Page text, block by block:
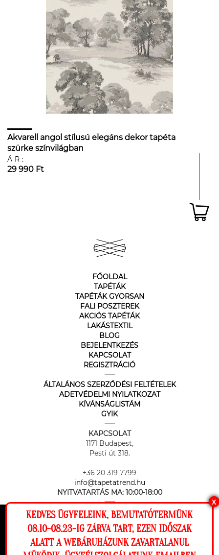
Ez a weboldal cookie-kat használ, hogy a
lehető legjobb élményt nyújtsa honlapunkon.
Beállítások
Akvarell angol stílusú elegáns dekor tapéta
szürke színvilágban
ÁR:
29 990 Ft
FŐOLDAL
TAPÉTÁK
TAPÉTÁK GYORSAN
FALI POSZTEREK
AKCIÓS TAPÉTÁK
LAKÁSTEXTIL
BLOG
BEJELENTKEZÉS
KAPCSOLAT
REGISZTRÁCIÓ
ÁLTALÁNOS SZERZŐDÉSI FELTÉTELEK
ADETVÉDELMI NYILATKOZAT
KÍVÁNSÁGLISTÁM
GYIK
KAPCSOLAT
1171 Budapest,
Pesti út 318.
+36 20 319 7799
info@tapetatrend.hu
NYITVATARTÁS MA: 10:00-18:00
X
KEDVES ÜGYFELEINK, BEMUTATÓTERMÜNK
08.10-08.23-IG ZÁRVA TART, EZEN IDŐSZAK
ALATT A WEBÁRUHÁZUNK ZAVARTALANUL